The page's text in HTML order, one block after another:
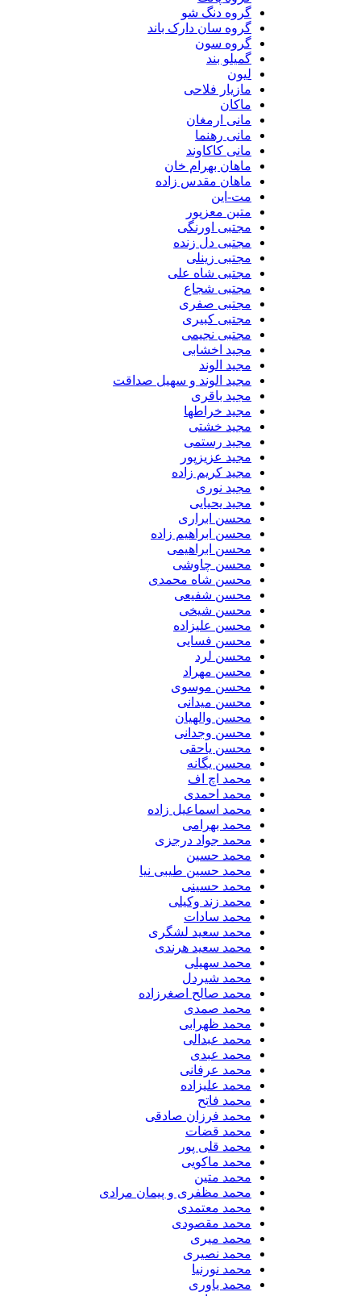
گروه دنگ شو
گروه سان دارک باند
گروه سون
گمیلو بند
لیون
مازیار فلاحی
ماکان
مانی ارمغان
مانی رهنما
مانی کاکاوند
ماهان بهرام خان
ماهان مقدس زاده
مت-این
متین معزپور
مجتبی اورنگی
مجتبی دل زنده
مجتبی زینلی
مجتبی شاه علی
مجتبی شجاع
مجتبی صفری
مجتبی کبیری
مجتبی نجیمی
مجید اخشابی
مجید الوند‎
مجید الوند و سهیل صداقت
مجید باقری
مجید خراطها
مجید خشتی
مجید رستمی
مجید عزیزپور
مجید کریم زاده
مجید نوری
مجید یحیایی
محسن ابراری
محسن ابراهیم زاده
محسن ابراهیمی
محسن چاوشی
محسن شاه محمدی
محسن شفیعی
محسن شیخی
محسن علیزاده
محسن فسایی
محسن لرد
محسن مهراد
محسن موسوی
محسن میدانی
محسن والهیان
محسن وجدانی
محسن یاحقی
محسن یگانه
محمد اچ اف
محمد احمدی
محمد اسماعیل زاده
محمد بهرامی
محمد جواد درجزی
محمد حسین
محمد حسین طیبی نیا
محمد حسینی
محمد زند وکیلی
محمد سادات
محمد سعید لشگری
محمد سعید هرندی
محمد سهیلی
​محمد شیردل
محمد صالح اصغرزاده
محمد صمدی
محمد ظهرابی
محمد عبدالی
محمد عبدی
محمد عرفانی
محمد علیزاده
محمد فاتح
محمد فرزان صادقی
محمد قضات
محمد قلی پور
محمد ماکویی
محمد متین
محمد مظفری و پیمان مرادی
محمد معتمدی
محمد مقصودی
محمد میری
محمد نصیری
محمد نورنیا
محمد یاوری